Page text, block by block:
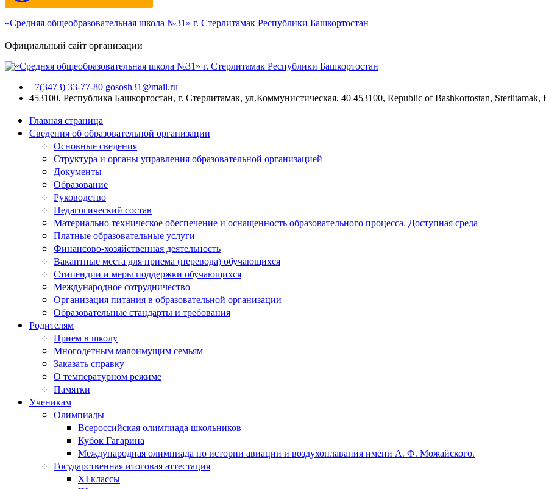
«Средняя общеобразовательная школа №31» г. Стерлитамак Республики Башкортостан
Официальный сайт организации
+7(3473) 33-77-80 gososh31@mail.ru
453100, Республика Башкортостан, г. Стерлитамак, ул.Коммунистическая, 40 453100, Republic of Bashkortostan, Sterlitamak,
Главная страница
Сведения об образовательной организации
Основные сведения
Структура и органы управления образовательной организацией
Документы
Образование
Руководство
Педагогический состав
Материально техническое обеспечение и оснащенность образовательного процесса. Доступная среда
Платные образовательные услуги
Финансово-хозяйственная деятельность
Вакантные места для приема (перевода) обучающихся
Стипендии и меры поддержки обучающихся
Международное сотрудничество
Организация питания в образовательной организации
Образовательные стандарты и требования
Родителям
Прием в школу
Многодетным малоимущим семьям
Заказать справку
О температурном режиме
Памятки
Ученикам
Олимпиады
Всероссийская олимпиада школьников
Кубок Гагарина
Международная олимпиада по истории авиации и воздухоплавания имени А. Ф. Можайского.
Государственная итоговая аттестация
XI классы